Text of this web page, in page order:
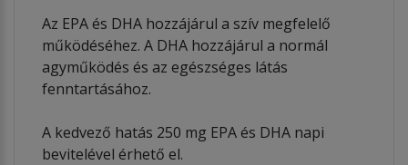
Az EPA és DHA hozzájárul a szív megfelelő
működéséhez. A DHA hozzájárul a normál
agyműködés és az egészséges látás
fenntartásához.
A kedvező hatás 250 mg EPA és DHA napi
bevitelével érhető el.